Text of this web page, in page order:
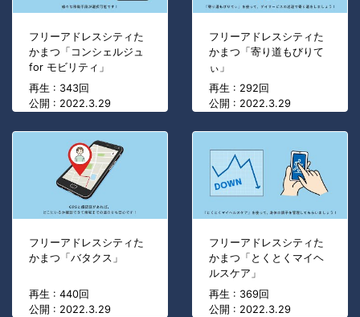
フリーアドレスシティた
かまつ「コンシェルジュ
for モビリティ」
再生 : 343回
公開 : 2022.3.29
フリーアドレスシティた
かまつ「寄り道もびりて
ぃ」
再生 : 292回
公開 : 2022.3.29
フリーアドレスシティた
かまつ「バタクス」
再生 : 440回
公開 : 2022.3.29
フリーアドレスシティた
かまつ「とくとくマイヘ
ルスケア」
再生 : 369回
公開 : 2022.3.29